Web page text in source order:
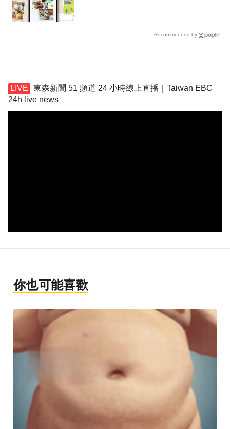
Recommended by
東森新聞 51 頻道 24 小時線上直播｜Taiwan EBC
24h live news
你也可能喜歡